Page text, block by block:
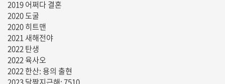
2019 어쩌다 결혼
2020 도굴
2020 히트맨
2021 새해전야
2022 탄생
2022 육사오
2022 한산: 용의 출현
2023 달짝지근해: 7510